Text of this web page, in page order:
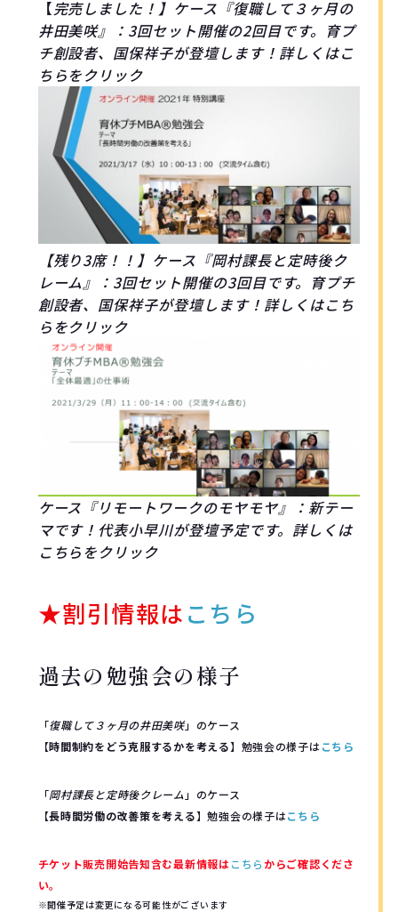
【完売しました！ 】ケース『復職して３ヶ月の
井田美咲』：3回セット開催の2回目です。育プ
チ創設者、国保祥子が登壇します！詳しくはこ
ちらをクリック
【残り3席！！】ケース『岡村課長と定時後ク
レーム』：3回セット開催の3回目です。育プチ
創設者、国保祥子が登壇します！詳しくはこち
らをクリック
ケース『リモートワークのモヤモヤ』：新テー
マです！代表小早川が登壇予定です。詳しくは
こちらをクリック
★割引情報はこちら
過去の勉強会の様子
「復職して３ヶ月の井田美咲」のケース
【時間制約をどう克服するかを考える】勉強会の様子はこちら
「岡村課長と定時後クレーム 」のケース
【長時間労働の改善策を考える】勉強会の様子はこちら
チケット販売開始告知含む最新情報はこちらからご確認くださ
い。
※開催予定は変更になる可能性がございます